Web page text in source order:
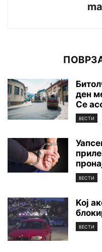
ден
Се
ВЕСТИ
ВЕСТИ
Koj
ВЕСТИ